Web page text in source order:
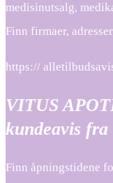
medisinutsalg,
Finn firmaer,
https://
VITUS
kundeavis fra
Finn åpningstidene